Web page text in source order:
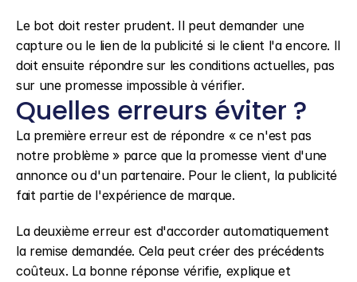
Le bot doit rester prudent. Il peut demander une
capture ou le lien de la publicité si le client l'a encore. Il
doit ensuite répondre sur les conditions actuelles, pas
sur une promesse impossible à vérifier.
Quelles erreurs éviter ?
La première erreur est de répondre « ce n'est pas
notre problème » parce que la promesse vient d'une
annonce ou d'un partenaire. Pour le client, la publicité
fait partie de l'expérience de marque.
La deuxième erreur est d'accorder automatiquement
la remise demandée. Cela peut créer des précédents
coûteux. La bonne réponse vérifie, explique et